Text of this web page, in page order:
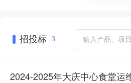
招投标 3
2024-2025年大庆中心食堂运